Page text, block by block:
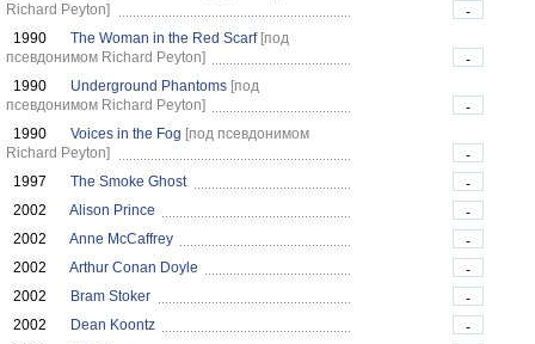
Richard Peyton]
-
1990
The Woman in the Red Scarf [под
псевдонимом Richard Peyton]
-
1990
Underground Phantoms [под
псевдонимом Richard Peyton]
-
1990
Voices in the Fog [под псевдонимом
Richard Peyton]
-
1997
The Smoke Ghost
-
2002
Alison Prince
-
2002
Anne McCaffrey
-
2002
Arthur Conan Doyle
-
2002
Bram Stoker
-
2002
Dean Koontz
-